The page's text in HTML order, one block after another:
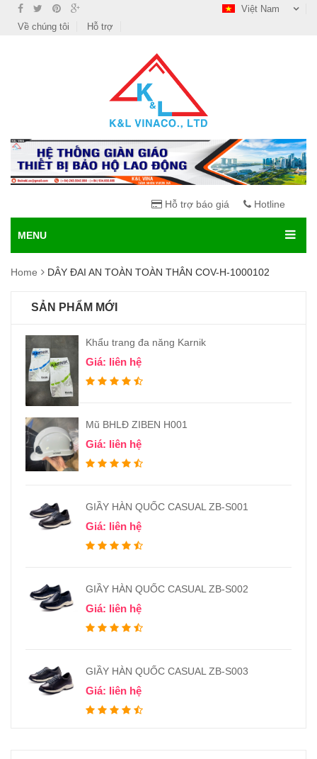
Việt Nam
Về chúng tôi
Hỗ trợ
Hỗ trợ báo giá Hotline
MENU
Home DÂY ĐAI AN TOÀN TOÀN THÂN COV-H-1000102
SẢN PHẨM MỚI
Khẩu trang đa năng Karnik
Giá: liên hệ
Mũ BHLĐ ZIBEN H001
Giá: liên hệ
GIẦY HÀN QUỐC CASUAL ZB-S001
Giá: liên hệ
GIẦY HÀN QUỐC CASUAL ZB-S002
Giá: liên hệ
GIẦY HÀN QUỐC CASUAL ZB-S003
Giá: liên hệ